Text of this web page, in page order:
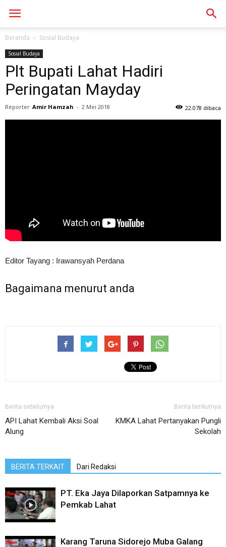
Beranda Sosial Budaya
Sosial Budaya
Plt Bupati Lahat Hadiri
Peringatan Mayday
Reporter Amir Hamzah - 2 Mei 2018 22.078 dibaca
Editor Tayang : Irawansyah Perdana
Bagaimana menurut anda
Berita sebelumya
API Lahat Kembali Aksi Soal
Alung
Berita berikutnya
KMKA Lahat Pertanyakan Pungli
Sekolah
BERITA TERKAIT Dari Redaksi
PT. Eka Jaya Dilaporkan Satpamnya ke
Pemkab Lahat
Karang Taruna Sidorejo Muba Galang